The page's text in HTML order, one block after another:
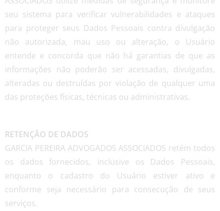
seu sistema para verificar vulnerabilidades e ataques
para proteger seus Dados Pessoais contra divulgação
não autorizada, mau uso ou alteração, o Usuário
entende e concorda que não há garantias de que as
informações não poderão ser acessadas, divulgadas,
alteradas ou destruídas por violação de qualquer uma
das proteções físicas, técnicas ou administrativas.
RETENÇÃO DE DADOS
GARCIA PEREIRA ADVOGADOS ASSOCIADOS retém todos
os dados fornecidos, inclusive os Dados Pessoais,
enquanto o cadastro do Usuário estiver ativo e
conforme seja necessário para consecução de seus
serviços.